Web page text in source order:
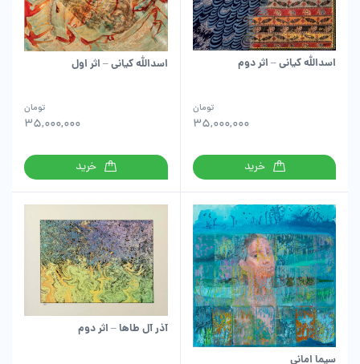
اسدالله کیانی – اثر دوم
35,000,000
تومان
خرید
اسدالله کیانی – اثر اول
35,000,000
تومان
خرید
سیما امانی
آذر آل طاها – اثر دوم